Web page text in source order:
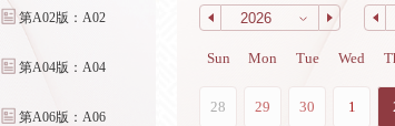
第A02版：A02
第A04版：A04
第A06版：A06